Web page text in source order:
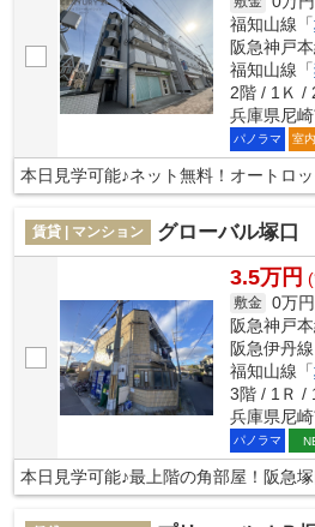
福知山線「
阪急神戸
福知山線「
2階 / 1Ｋ /
兵庫県尼
パノラマ 室
本日見学可能♪ネット無料！オートロ
賃貸 | マンション グローバル塚口
3.5万円
敷金 0万円
阪急神戸
阪急伊丹
福知山線「
3階 / 1Ｒ /
兵庫県尼
パノラマ
本日見学可能♪最上階の角部屋！阪急